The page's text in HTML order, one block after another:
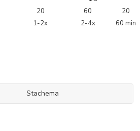
20 60
20
1-2x 2-4x 60 min
Stachema